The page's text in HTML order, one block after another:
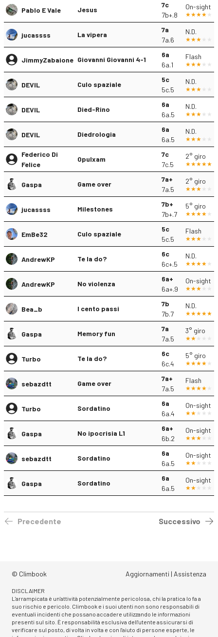
Pablo E Vale Jesus
7c
7b+.8
On-sight
jucassss La vipera
7a
7a.6
N.D.
JimmyZabaione Giovanni Giovanni 4-1
6a
6a.1
Flash
DEVIL Culo spaziale
5c
5c.5
N.D.
DEVIL Died-Rino
6a
6a.5
N.D.
DEVIL Diedrologia
6a
6a.5
N.D.
Federico Di
Felice
Opulxam
7c
7c.5
2° giro
Gaspa Game over
7a+
7a.5
2° giro
jucassss Milestones
7b+
7b+.7
5° giro
EmBe32 Culo spaziale
5c
5c.5
Flash
AndrewKP Te la do?
6c
6c+.5
N.D.
AndrewKP No violenza
6a+
6a+.9
On-sight
Bea_b I cento passi
7b
7b.7
N.D.
Gaspa Memory fun
7a
7a.5
3° giro
Turbo Te la do?
6c
6c.4
5° giro
sebazdtt Game over
7a+
7a.5
Flash
Turbo Sordatino
6a
6a.4
On-sight
Gaspa No ipocrisia L1
6a+
6b.2
On-sight
sebazdtt Sordatino
6a
6a.5
On-sight
Gaspa Sordatino
6a
6a.5
On-sight
Precedente Successivo
© Climbook Aggiornamenti | Assistenza
DISCLAIMER
L'arrampicata è un'attività potenzialmente pericolosa, chi la pratica lo fa a
suo rischio e pericolo. Climbook e i suoi utenti non sono responsabili di
eventuali incidenti che possano accadere utilizzando le informazioni
presenti sul sito. È responsabilità esclusiva dell'utente assicurarsi di
verificare sul posto, di volta in volta e con l'aiuto di persone esperte, le